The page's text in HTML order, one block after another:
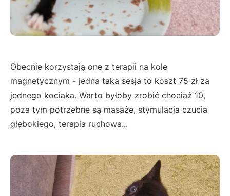
Obecnie korzystają one z terapii na kole
magnetycznym - jedna taka sesja to koszt 75 zł za
jednego kociaka. Warto byłoby zrobić chociaż 10,
poza tym potrzebne są masaże, stymulacja czucia
głębokiego, terapia ruchowa...